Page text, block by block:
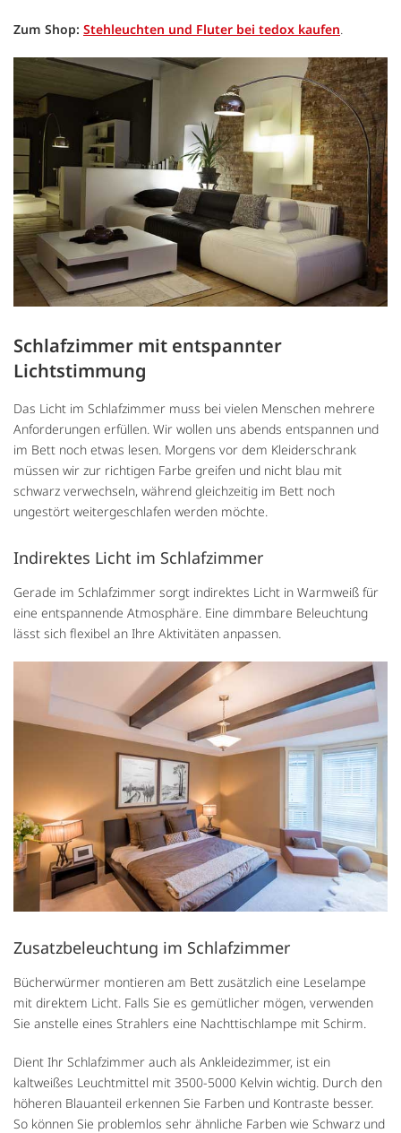
Zum Shop: Stehleuchten und Fluter bei tedox kaufen.
Schlafzimmer mit entspannter
Lichtstimmung
Das Licht im Schlafzimmer muss bei vielen Menschen mehrere
Anforderungen erfüllen. Wir wollen uns abends entspannen und
im Bett noch etwas lesen. Morgens vor dem Kleiderschrank
müssen wir zur richtigen Farbe greifen und nicht blau mit
schwarz verwechseln, während gleichzeitig im Bett noch
ungestört weitergeschlafen werden möchte.
Indirektes Licht im Schlafzimmer
Gerade im Schlafzimmer sorgt indirektes Licht in Warmweiß für
eine entspannende Atmosphäre. Eine dimmbare Beleuchtung
lässt sich flexibel an Ihre Aktivitäten anpassen.
Zusatzbeleuchtung im Schlafzimmer
Bücherwürmer montieren am Bett zusätzlich eine Leselampe
mit direktem Licht. Falls Sie es gemütlicher mögen, verwenden
Sie anstelle eines Strahlers eine Nachttischlampe mit Schirm.
Dient Ihr Schlafzimmer auch als Ankleidezimmer, ist ein
kaltweißes Leuchtmittel mit 3500-5000 Kelvin wichtig. Durch den
höheren Blauanteil erkennen Sie Farben und Kontraste besser.
So können Sie problemlos sehr ähnliche Farben wie Schwarz und